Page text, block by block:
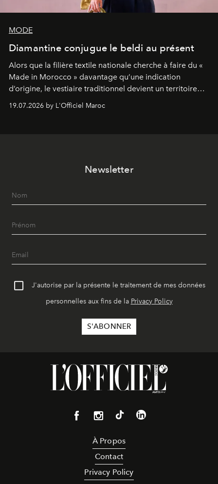
MODE
Diamantine conjugue le beldi au présent
Alors que la filière textile nationale cherche à faire du «
Made in Morocco » davantage qu’une indication
d’origine, le vestiaire traditionnel devient un territoire
révise les proportions et les usages pour l’inscrire dans
19.07.2026 by L'Officiel Maroc
Newsletter
J'autorise par la présente le traitement de mes données
personnelles aux fins de la Privacy Policy
À Propos
Contact
Privacy Policy